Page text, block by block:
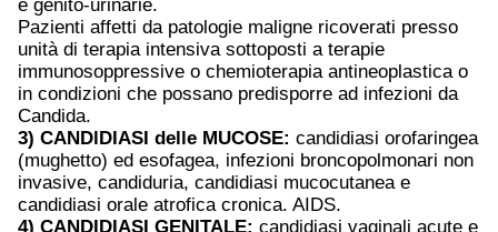
e genito-urinarie.
Pazienti affetti da patologie maligne ricoverati presso
unità di terapia intensiva sottoposti a terapie
immunosoppressive o chemioterapia antineoplastica o
in condizioni che possano predisporre ad infezioni da
Candida.
3) CANDlDIASI delle MUCOSE: candidiasi orofaringea
(mughetto) ed esofagea, infezioni broncopolmonari non
invasive, candiduria, candidiasi mucocutanea e
candidiasi orale atrofica cronica. AIDS.
4) CANDIDIASI GENITALE: candidiasi vaginali acute e